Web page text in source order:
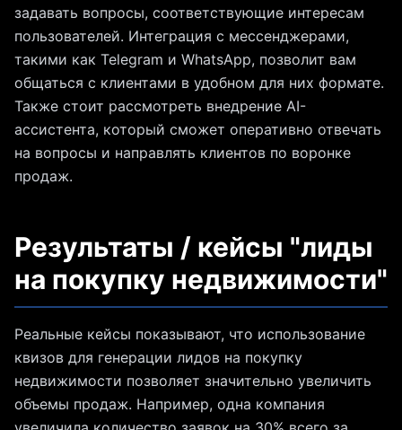
задавать вопросы, соответствующие интересам
пользователей. Интеграция с мессенджерами,
такими как Telegram и WhatsApp, позволит вам
общаться с клиентами в удобном для них формате.
Также стоит рассмотреть внедрение AI-
ассистента, который сможет оперативно отвечать
на вопросы и направлять клиентов по воронке
продаж.
Результаты / кейсы "лиды
на покупку недвижимости"
Реальные кейсы показывают, что использование
квизов для генерации лидов на покупку
недвижимости позволяет значительно увеличить
объемы продаж. Например, одна компания